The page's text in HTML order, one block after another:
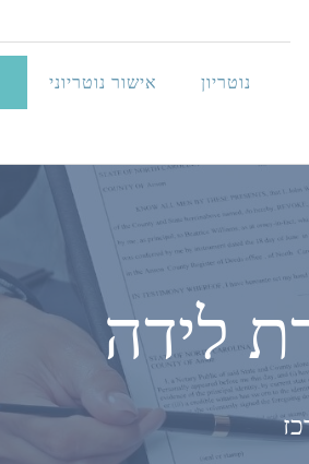
נוטריון אישור נוטריוני
לידה